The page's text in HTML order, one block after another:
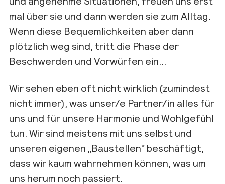
mal über sie und dann werden sie zum Alltag.
Wenn diese Bequemlichkeiten aber dann
plötzlich weg sind, tritt die Phase der
Beschwerden und Vorwürfen ein…
Wir sehen eben oft nicht wirklich (zumindest
nicht immer), was unser/e Partner/in alles für
uns und für unsere Harmonie und Wohlgefühl
tun. Wir sind meistens mit uns selbst und
unseren eigenen „Baustellen“ beschäftigt,
dass wir kaum wahrnehmen können, was um
uns herum noch passiert.